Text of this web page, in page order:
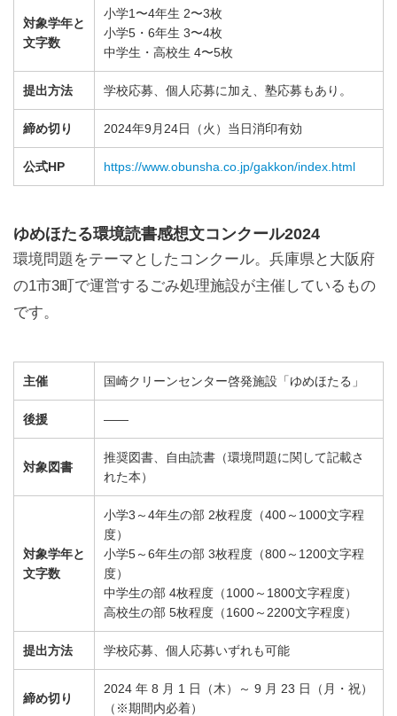
対象学年と
文字数
小学1〜4年生 2〜3枚
小学5・6年生 3〜4枚
中学生・高校生 4〜5枚
提出方法 学校応募、個人応募に加え、塾応募もあり。
締め切り 2024年9月24日（火）当日消印有効
公式HP https://www.obunsha.co.jp/gakkon/index.html
ゆめほたる環境読書感想文コンクール2024
環境問題をテーマとしたコンクール。兵庫県と大阪府
の1市3町で運営するごみ処理施設が主催しているもの
です。
主催 国崎クリーンセンター啓発施設「ゆめほたる」
後援 ——
対象図書
推奨図書、自由読書（環境問題に関して記載さ
れた本）
対象学年と
文字数
小学3～4年生の部 2枚程度（400～1000文字程
度）
小学5～6年生の部 3枚程度（800～1200文字程
度）
中学生の部 4枚程度（1000～1800文字程度）
高校生の部 5枚程度（1600～2200文字程度）
提出方法 学校応募、個人応募いずれも可能
締め切り
2024 年 8 月 1 日（木）～ 9 月 23 日（月・祝）
（※期間内必着）